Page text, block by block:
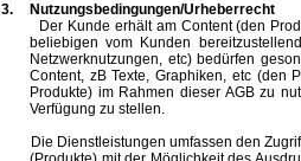
3.
Nutzungsbedingungen/Urheberrecht
Der Kunde erhält am Content (den
beliebigen vom Kunden
Netzwerknutzungen, etc) bedürfen
Content, zB Texte, Graphiken, etc (den
Produkte) im Rahmen dieser AGB zu
Verfügung zu stellen.
Die Dienstleistungen umfassen den Zugriff